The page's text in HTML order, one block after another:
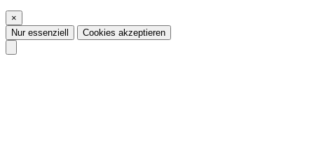
×
Nur essenziell
Cookies akzeptieren